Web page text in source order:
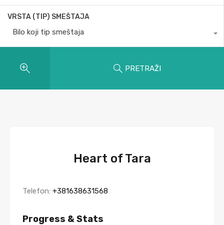
VRSTA (TIP) SMEŠTAJA
Bilo koji tip smeštaja
PRETRAŽI
Heart of Tara
Telefon: +381638631568
Progress & Stats